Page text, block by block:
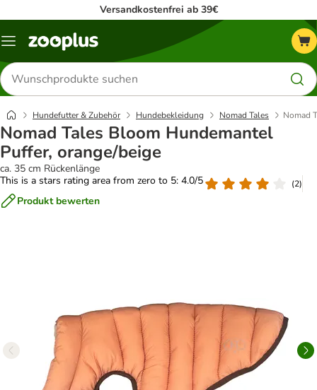
Versandkostenfrei ab 39€
Menü
Produkte
suchen
Hundefutter & Zubehör Hundebekleidung Nomad Tales Nomad
Nomad Tales Bloom Hundemantel
Puffer, orange/beige
ca. 35 cm Rückenlänge
This is a stars rating area from zero to 5: 4.0/5
(2)
Produkt bewerten